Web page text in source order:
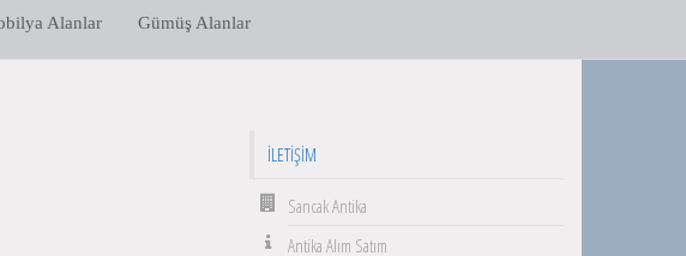
Alanlar Gümüş Alanlar
İLETIŞIM
Sancak Antika
Antika Alım Satım